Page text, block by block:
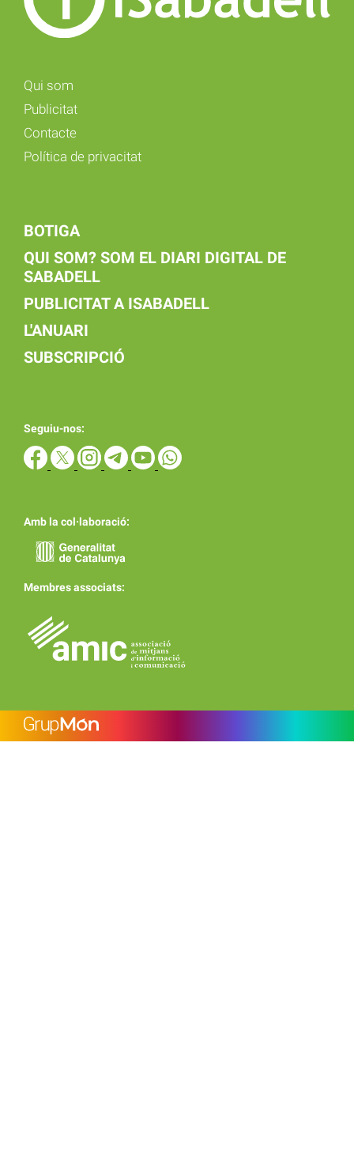
Qui som
Publicitat
Contacte
Política de privacitat
BOTIGA
QUI SOM? SOM EL DIARI DIGITAL DE
SABADELL
PUBLICITAT A ISABADELL
L'ANUARI
SUBSCRIPCIÓ
Seguiu-nos:
Amb la col·laboració:
Membres associats: